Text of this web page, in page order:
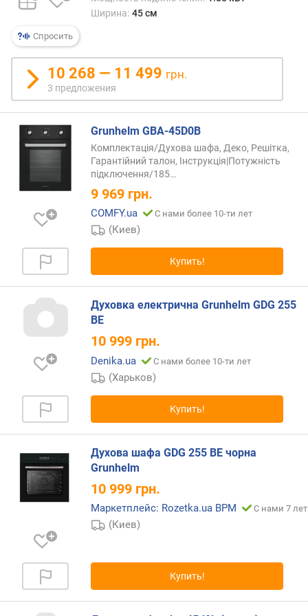
м
)
г
л
у
б
и
н
л
в
т
а
и
в
я
)
и
н
и
м
л
ь
н
я
Спросить
Ширина: 45 см
10 268 — 11 499 грн.
3 предложения
Grunhelm GBA-45D0B
Комплектація/Духова шафа, Деко, Решітка,
Гарантійний талон, Інструкція|Потужність
підключення/185…
9 969 грн.
COMFY.ua С нами более 10-ти лет
(Киев)
Купить!
Духовка електрична Grunhelm GDG 255
BE
10 999 грн.
Denika.ua С нами более 10-ти лет
(Харьков)
Купить!
Духова шафа GDG 255 BE чорна
Grunhelm
10 999 грн.
Маркетплейс: Rozetka.ua BPM С нами 7 лет
(Киев)
Купить!